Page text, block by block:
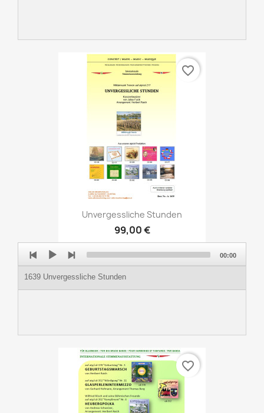
Unvergessliche Stunden
99,00 €
favorite_border
Player
1639 Unvergessliche Stunden
00:00
favorite_border